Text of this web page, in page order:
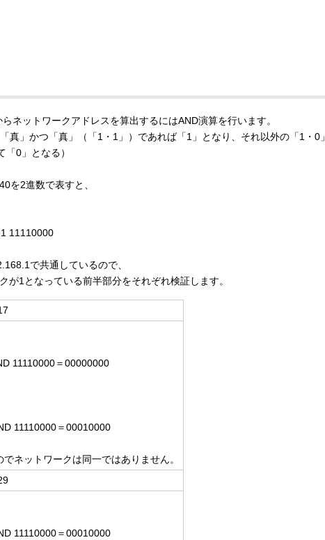
ネットワークアドレスを算出するにはAND演算を行います。
真」かつ「真」（「1・1」）であれば「1」となり、それ以外の「1・0」
「0」となる）
を2進数で表すと、
11110000
で共通しているので、
が1となっている前半部分をそれぞれ検証します。
11110000＝00000000
11110000＝00010000
ネットワークは同一ではありません。
11110000＝00010000